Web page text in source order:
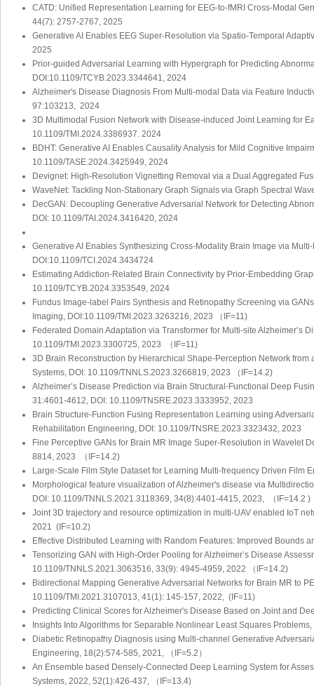
CATD: Unified Representation Learning for EEG-to-fMRI Cross-Modal
44(7): 2757-2767, 2025
Generative AI Enables EEG Super-Resolution via Spatio-Temporal
2025
Prior-guided Adversarial Learning with Hypergraph for Predicting
DOI:10.1109/TCYB.2023.3344641, 2024
Alzheimer's Disease Diagnosis From Multi-modal Data via Feature
97:103213, 2024
3D Multimodal Fusion Network with Disease-induced Joint Learning for
10.1109/TMI.2024.3386937. 2024
BDHT: Generative AI Enables Causality Analysis for Mild Cognitive
10.1109/TASE.2024.3425949, 2024
Devignet: High-Resolution Vignetting Removal via a Dual Aggregated
WaveNet: Tackling Non-Stationary Graph Signals via Graph Spectral
DecGAN: Decoupling Generative Adversarial Network for Detecting
DOI: 10.1109/TAI.2024.3416420, 2024
Generative AI Enables Synthesizing Cross-Modality Brain Image via
DOI:10.1109/TCI.2024.3434724
Estimating Addiction-Related Brain Connectivity by Prior-Embedding
10.1109/TCYB.2024.3353549, 2024
Fundus Image-label Pairs Synthesis and Retinopathy Screening via
Imaging, DOI:10.1109/TMI.2023.3263216, 2023 （IF=11)
Federated Domain Adaptation via Transformer for Multi-site Alzheimer’s
10.1109/TMI.2023.3300725, 2023 （IF=11)
3D Brain Reconstruction by Hierarchical Shape-Perception Network
Systems, DOI: 10.1109/TNNLS.2023.3266819, 2023 （IF=14.2)
Alzheimer’s Disease Prediction via Brain Structural-Functional Deep
31:4601-4612, DOI: 10.1109/TNSRE.2023.3333952, 2023
Brain Structure-Function Fusing Representation Learning using
Rehabilitation Engineering, DOI: 10.1109/TNSRE.2023.3323432, 2023
Fine Perceptive GANs for Brain MR Image Super-Resolution in Wavelet
8814, 2023 （IF=14.2)
Large-Scale Film Style Dataset for Learning Multi-frequency Driven Film
Morphological feature visualization of Alzheimer's disease via
DOI: 10.1109/TNNLS.2021.3118369, 34(8):4401-4415, 2023, （IF=14.2 )
Joint 3D trajectory and resource optimization in multi-UAV enabled IoT
2021 (IF=10.2)
Effective Distributed Learning with Random Features: Improved Bounds
Tensorizing GAN with High-Order Pooling for Alzheimer’s Disease
10.1109/TNNLS.2021.3063516, 33(9): 4945-4959, 2022 （IF=14.2)
Bidirectional Mapping Generative Adversarial Networks for Brain MR to
10.1109/TMI.2021.3107013, 41(1): 145-157, 2022, (IF=11)
Predicting Clinical Scores for Alzheimer's Disease Based on Joint and
Insights Into Algorithms for Separable Nonlinear Least Squares
Diabetic Retinopathy Diagnosis using Multi-channel Generative
Engineering, 18(2):574-585, 2021, （IF=5.2）
An Ensemble based Densely-Connected Deep Learning System for
Systems, 2022, 52(1):426-437, （IF=13.4)